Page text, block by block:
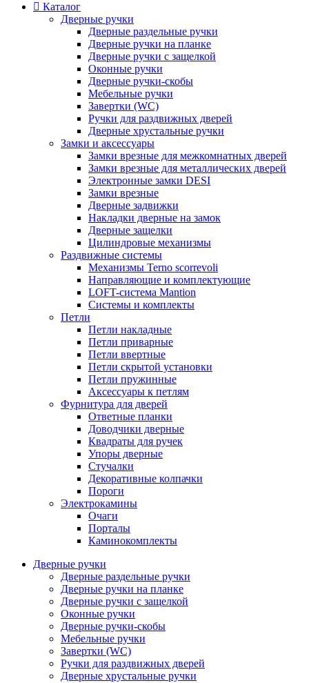
Каталог
Дверные ручки
Дверные раздельные ручки
Дверные ручки на планке
Дверные ручки с защелкой
Оконные ручки
Дверные ручки-скобы
Мебельные ручки
Завертки (WC)
Ручки для раздвижных дверей
Дверные хрустальные ручки
Замки и аксессуары
Замки врезные для межкомнатных дверей
Замки врезные для металлических дверей
Электронные замки DESI
Замки врезные
Дверные задвижки
Накладки дверные на замок
Дверные защелки
Цилиндровые механизмы
Раздвижные системы
Механизмы Terno scorrevoli
Направляющие и комплектующие
LOFT-cистема Mantion
Системы и комплекты
Петли
Петли накладные
Петли приварные
Петли ввертные
Петли скрытой установки
Петли пружинные
Аксессуары к петлям
Фурнитура для дверей
Ответные планки
Доводчики дверные
Квадраты для ручек
Упоры дверные
Стучалки
Декоративные колпачки
Пороги
Электрокамины
Очаги
Порталы
Каминокомплекты
Дверные ручки
Дверные раздельные ручки
Дверные ручки на планке
Дверные ручки с защелкой
Оконные ручки
Дверные ручки-скобы
Мебельные ручки
Завертки (WC)
Ручки для раздвижных дверей
Дверные хрустальные ручки